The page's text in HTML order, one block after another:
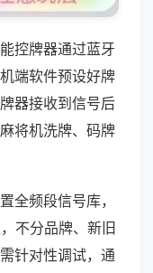
控牌器通过蓝牙
端软件预设好牌
器接收到信号后
将机洗牌、码牌
全频段信号库，
不分品牌、新旧
针对性调试，通